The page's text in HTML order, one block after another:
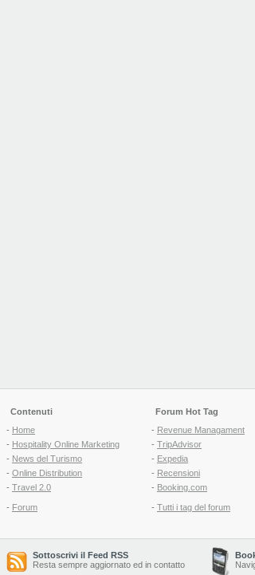
Contenuti
- Home
- Hospitality Online Marketing
- News del Turismo
- Online Distribution
- Travel 2.0
- Forum
Forum Hot Tag
- Revenue Managament
- TripAdvisor
- Expedia
- Recensioni
- Booking.com
- Tutti i tag del forum
Sottoscrivi il Feed RSS
Resta sempre aggiornato ed in contatto